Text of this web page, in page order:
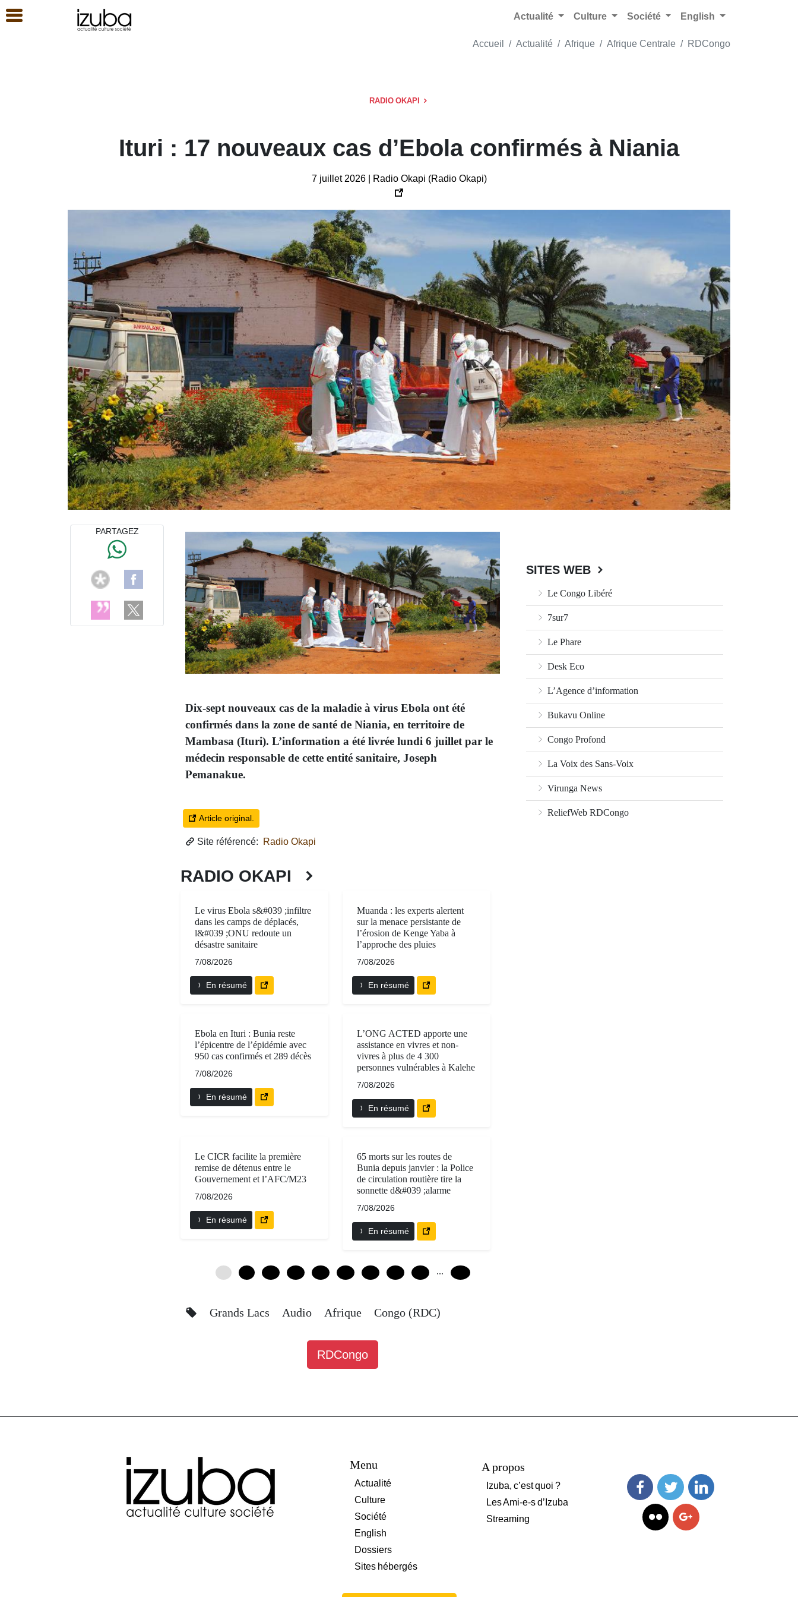
Actualité Culture Société English
Accueil Actualité Afrique Afrique Centrale RDCongo
RADIO OKAPI
Ituri : 17 nouveaux cas d’Ebola confirmés à Niania
7 juillet 2026 | Radio Okapi (Radio Okapi)
Dix-sept nouveaux cas de la maladie à virus Ebola ont été
confirmés dans la zone de santé de Niania, en territoire de
Mambasa (Ituri). L’information a été livrée lundi 6 juillet par le
médecin responsable de cette entité sanitaire, Joseph
Pemanakue.
Article original.
Site référencé: Radio Okapi
RADIO OKAPI
Le virus Ebola s&#039 ;infiltre
dans les camps de déplacés,
l&#039 ;ONU redoute un
désastre sanitaire
7/08/2026
En résumé
Muanda : les experts alertent
sur la menace persistante de
l’érosion de Kenge Yaba à
l’approche des pluies
7/08/2026
En résumé
Ebola en Ituri : Bunia reste
l’épicentre de l’épidémie avec
950 cas confirmés et 289 décès
7/08/2026
En résumé
L’ONG ACTED apporte une
assistance en vivres et non-
vivres à plus de 4 300
personnes vulnérables à Kalehe
7/08/2026
En résumé
Le CICR facilite la première
remise de détenus entre le
Gouvernement et l’AFC/M23
7/08/2026
En résumé
65 morts sur les routes de
Bunia depuis janvier : la Police
de circulation routière tire la
sonnette d&#039 ;alarme
7/08/2026
En résumé
...
Grands Lacs Audio Afrique Congo (RDC)
RDCongo
PARTAGEZ
SITES WEB
Le Congo Libéré
7sur7
Le Phare
Desk Eco
L’Agence d’information
Bukavu Online
Congo Profond
La Voix des Sans-Voix
Virunga News
ReliefWeb RDCongo
Menu
Actualité
Culture
Société
English
Dossiers
Sites hébergés
A propos
Izuba, c’est quoi ?
Les Ami-e-s d’Izuba
Streaming
FacebookTwitter